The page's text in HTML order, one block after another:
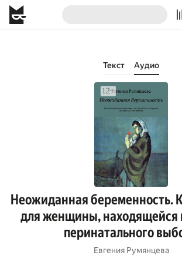
Текст Аудио
Неожиданная беременность.
для женщины, находящейся
перинатального
Евгения Румянцева